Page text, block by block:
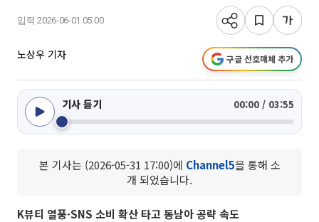
입력 2026-06-01 05:00
노상우 기자 구글 선호매체 추가
기사 듣기 00:00 / 03:55
본 기사는 (2026-05-31 17:00)에 Channel5을 통해 소
개 되었습니다.
K뷰티 열풍·SNS 소비 확산 타고 동남아 공략 속도